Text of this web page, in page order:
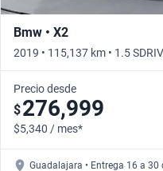
Bmw • X2
2019 • 115,137 km • 1.5
Precio desde
$276,999
$5,340 / mes*
Guadalajara • Entrega 16 a 30